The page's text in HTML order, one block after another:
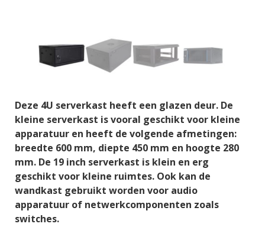
Deze 4U serverkast heeft een glazen deur. De
kleine serverkast is vooral geschikt voor kleine
apparatuur en heeft de volgende afmetingen:
breedte 600 mm, diepte 450 mm en hoogte 280
mm. De 19 inch serverkast is klein en erg
geschikt voor kleine ruimtes. Ook kan de
wandkast gebruikt worden voor audio
apparatuur of netwerkcomponenten zoals
switches.